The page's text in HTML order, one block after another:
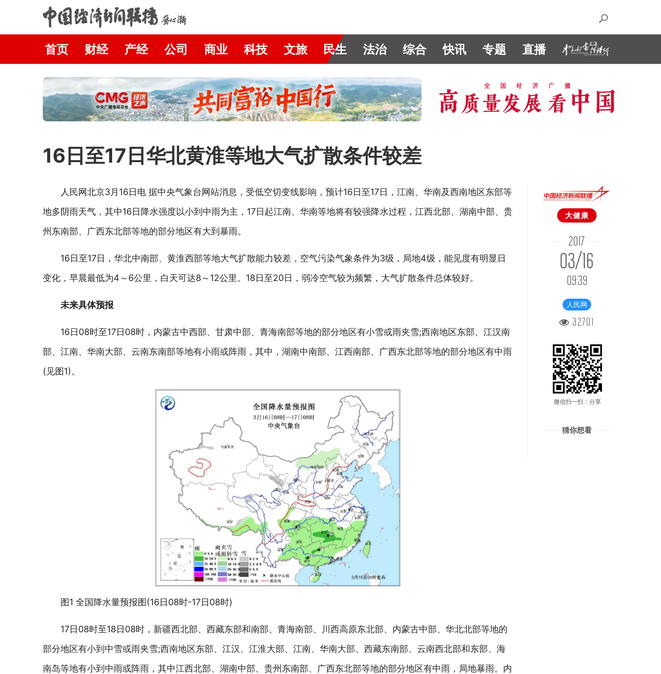
首页 财经 产经 公司 商业 科技 文旅 民生 法治 综合 快讯 专题 直播
16日至17日华北黄淮等地大气扩散条件较差
人民网北京3月16日电 据中央气象台网站消息，受低空切变线影响，预计16日至17日，江南、华南及西南地区东部等
地多阴雨天气，其中16日降水强度以小到中雨为主，17日起江南、华南等地将有较强降水过程，江西北部、湖南中部、贵
州东南部、广西东北部等地的部分地区有大到暴雨。
16日至17日，华北中南部、黄淮西部等地大气扩散能力较差，空气污染气象条件为3级，局地4级，能见度有明显日
变化，早晨最低为4～6公里，白天可达8～12公里。18日至20日，弱冷空气较为频繁，大气扩散条件总体较好。
未来具体预报
16日08时至17日08时，内蒙古中西部、甘肃中部、青海南部等地的部分地区有小雪或雨夹雪;西南地区东部、江汉南
部、江南、华南大部、云南东南部等地有小雨或阵雨，其中，湖南中南部、江西南部、广西东北部等地的部分地区有中雨
(见图1)。
图1 全国降水量预报图(16日08时-17日08时)
17日08时至18日08时，新疆西北部、西藏东部和南部、青海南部、川西高原东北部、内蒙古中部、华北北部等地的
部分地区有小到中雪或雨夹雪;西南地区东部、江汉、江淮大部、江南、华南大部、西藏东南部、云南西北部和东部、海
南岛等地有小到中雨或阵雨，其中江西北部、湖南中部、贵州东南部、广西东北部等地的部分地区有中雨，局地暴雨。内
大健康
2017
03/16
09:39
人民网
32701
微信扫一扫：分享
猜你想看